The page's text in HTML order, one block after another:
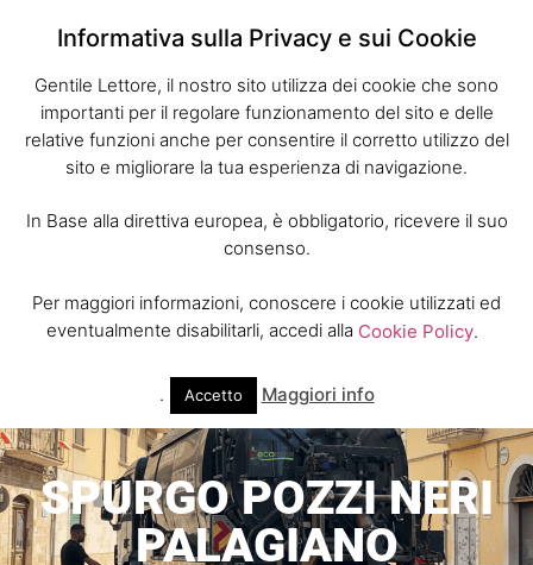
SPURGO POZZI NERI
PALAGIANO
Informativa sulla Privacy e sui Cookie
Gentile Lettore, il nostro sito utilizza dei cookie che sono
importanti per il regolare funzionamento del sito e delle
relative funzioni anche per consentire il corretto utilizzo del
sito e migliorare la tua esperienza di navigazione.
In Base alla direttiva europea, è obbligatorio, ricevere il suo
consenso.
Per maggiori informazioni, conoscere i cookie utilizzati ed
eventualmente disabilitarli, accedi alla Cookie Policy.
. Accetto Maggiori info